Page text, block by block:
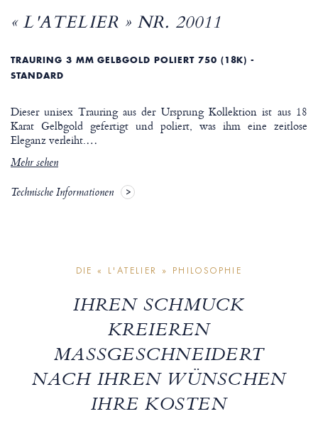
« L'ATELIER » NR. 20011
TRAURING 3 MM GELBGOLD POLIERT 750 (18K) -
STANDARD
Dieser unisex Trauring aus der Ursprung Kollektion ist aus 18
Karat Gelbgold gefertigt und poliert, was ihm eine zeitlose
Eleganz verleiht.…
Mehr sehen
Technische Informationen
DIE « L'ATELIER » PHILOSOPHIE
IHREN SCHMUCK
KREIEREN
MASSGESCHNEIDERT N
ACH IHREN WÜNSCHEN
IHRE KOSTEN